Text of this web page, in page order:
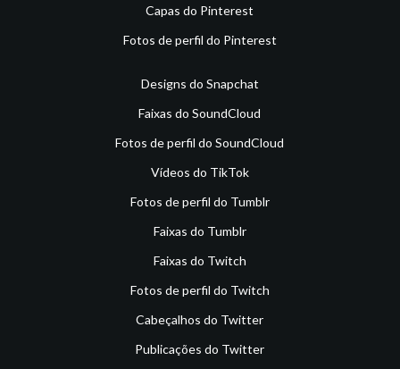
Capas do Pinterest
Fotos de perfil do Pinterest
Designs do Snapchat
Faixas do SoundCloud
Fotos de perfil do SoundCloud
Vídeos do TikTok
Fotos de perfil do Tumblr
Faixas do Tumblr
Faixas do Twitch
Fotos de perfil do Twitch
Cabeçalhos do Twitter
Publicações do Twitter